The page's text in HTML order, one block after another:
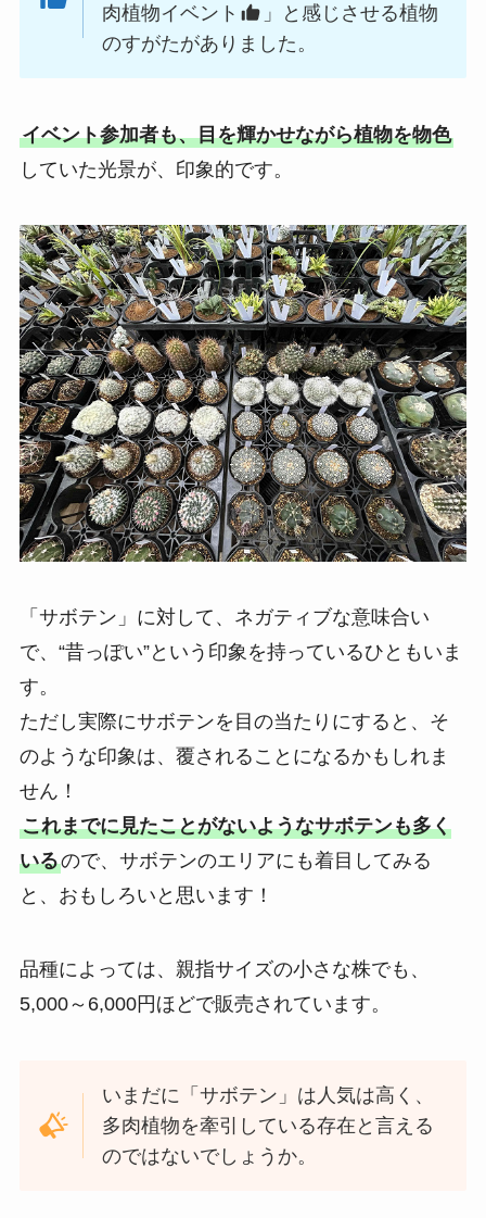
肉植物イベント
」と感じさせる植物
のすがたがありました。
イベント参加者も、目を輝かせながら植物を物色
していた光景が、印象的です。
「サボテン」に対して、ネガティブな意味合い
で、“昔っぽい”という印象を持っているひともいま
す。
ただし実際にサボテンを目の当たりにすると、そ
のような印象は、覆されることになるかもしれま
せん！
これまでに見たことがないようなサボテンも多く
いるので、サボテンのエリアにも着目してみる
と、おもしろいと思います！
品種によっては、親指サイズの小さな株でも、
5,000～6,000円ほどで販売されています。
いまだに「サボテン」は人気は高く、
多肉植物を牽引している存在と言える
のではないでしょうか。